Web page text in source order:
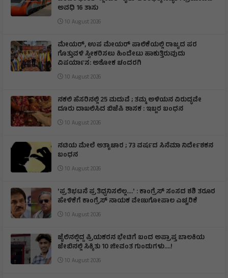
ಅವಧಿ 16 ತಾಸು
10 August 2026
ಮೇಯರ್, ಉಪ ಮೇಯರ್ ಪಾಲಿಕೆಯಲ್ಲಿ ರಾಜ್ಯದ ಪರ
ಗೊತ್ತುವಳಿ ಸ್ವೀಕರಿಸಲು ಹಿಂದೇಟು ಹಾಕುತ್ತಿರುವುದು
ವಿಪರ್ಯಾಸ: ಅಶೋಕ ಚಂದರಗಿ
10 August 2026
ನಕಲಿ ಹೆಸರಿನಲ್ಲಿ 25 ಮದುವೆ ; ತಮ್ಮ ಅಳಿಯನ ವಿರುದ್ಧವೇ
ದೂರು ದಾಖಲಿಸಿದ ಬಿಜೆಪಿ ಶಾಸಕ : ಇಬ್ಬರ ಬಂಧನ
10 August 2026
ನಟಿಯ ಮೇಲೆ ಅತ್ಯಾಚಾರ ; 73 ವರ್ಷದ ಸಿನೆಮಾ ನಿರ್ದೇಶಕನ
ಬಂಧನ
10 August 2026
ʼಪ್ರತಿಭಟನೆ ಪ್ರತಿಧ್ವನಿಸಲಿಲ್ಲ….ʼ : ಕಾಂಗ್ರೆಸ್‌ ಸಂಸದ ಶಶಿ ತರೂರ
ಹೇಳಿಕೆಗೆ ಕಾಂಗ್ರೆಸ್‌ ನಾಯಕ ವೇಣುಗೋಪಾಲ ಎಚ್ಚರಿಕೆ
10 August 2026
ಜೈಲಿನಲ್ಲಿದ್ದ ಪ್ರಿಯಕರನ ಭೇಟಿಗೆ ಬಂದ ಅಪ್ರಾಪ್ತ ಬಾಲಕಿಯ
ಜೇಬಿನಲ್ಲಿ ಸಿಕ್ಕಿತು 10 ಜೀವಂತ ಗುಂಡುಗಳು….!
10 August 2026